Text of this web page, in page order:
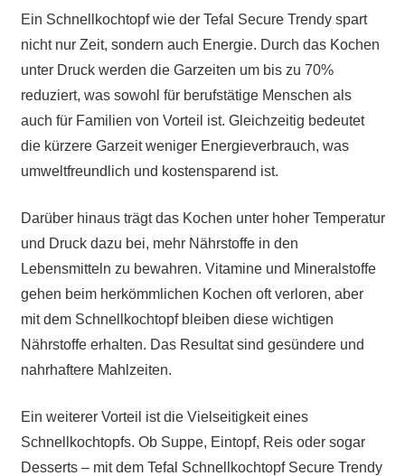
Ein Schnellkochtopf wie der Tefal Secure Trendy spart
nicht nur Zeit, sondern auch Energie. Durch das Kochen
unter Druck werden die Garzeiten um bis zu 70%
reduziert, was sowohl für berufstätige Menschen als
auch für Familien von Vorteil ist. Gleichzeitig bedeutet
die kürzere Garzeit weniger Energieverbrauch, was
umweltfreundlich und kostensparend ist.
Darüber hinaus trägt das Kochen unter hoher Temperatur
und Druck dazu bei, mehr Nährstoffe in den
Lebensmitteln zu bewahren. Vitamine und Mineralstoffe
gehen beim herkömmlichen Kochen oft verloren, aber
mit dem Schnellkochtopf bleiben diese wichtigen
Nährstoffe erhalten. Das Resultat sind gesündere und
nahrhaftere Mahlzeiten.
Ein weiterer Vorteil ist die Vielseitigkeit eines
Schnellkochtopfs. Ob Suppe, Eintopf, Reis oder sogar
Desserts – mit dem Tefal Schnellkochtopf Secure Trendy